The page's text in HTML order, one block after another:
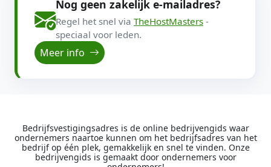
Nog geen zakelijk e-mailadres?
Regel het snel via TheHostMasters -
speciaal voor leden.
Meer info
Bedrijfsvestigingsadres is de online bedrijvengids waar
ondernemers naartoe kunnen om het bedrijfsadres van het
bedrijf op één plek, gemakkelijk en snel te vinden. Onze
bedrijvengids is gemaakt door ondernemers voor